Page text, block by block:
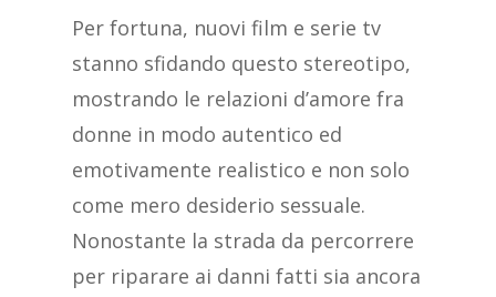
Per fortuna, nuovi film e serie tv
stanno sfidando questo stereotipo,
mostrando le relazioni d’amore fra
donne in modo autentico ed
emotivamente realistico e non solo
come mero desiderio sessuale.
Nonostante la strada da percorrere
per riparare ai danni fatti sia ancora